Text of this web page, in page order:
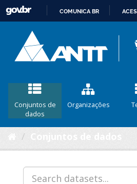
COMUNICA BR
Conjuntos de
dados
Organizações